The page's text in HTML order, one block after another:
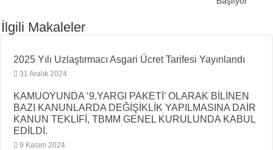
İlgili Makaleler
2025 Yılı Uzlaştırmacı Asgari Ücret Tarifesi Yayınlandı
31 Aralık 2024
KAMUOYUNDA ‘9.YARGI PAKETİ’ OLARAK BİLİNEN
BAZI KANUNLARDA DEĞİŞİKLİK YAPILMASINA DAİR
KANUN TEKLİFİ, TBMM GENEL KURULUNDA KABUL
EDİLDİ.
9 Kasım 2024